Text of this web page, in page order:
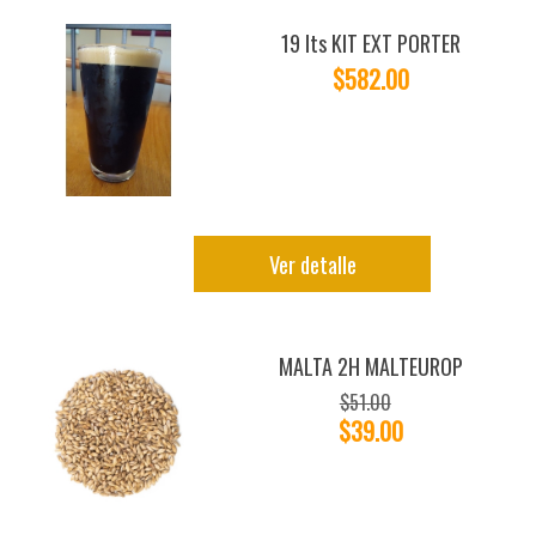
19 lts KIT EXT PORTER
$582.00
Ver detalle
MALTA 2H MALTEUROP
$51.00
$39.00